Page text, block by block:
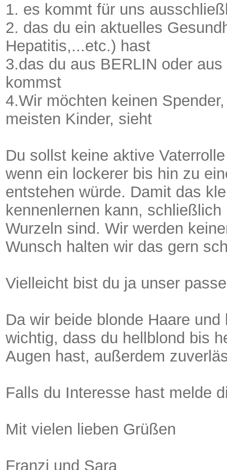
1. es kommt für uns
2. das du ein aktuelles
Hepatitis,...etc.) hast
3.das du aus BERLIN oder
kommst
4.Wir möchten keinen
meisten Kinder, sieht
Du sollst keine aktive
wenn ein lockerer bis hin zu
entstehen würde. Damit das
kennenlernen kann,
Wurzeln sind. Wir werden
Wunsch halten wir das gern
Vielleicht bist du ja unser
Da wir beide blonde Haare
wichtig, dass du hellblond bis
Augen hast, außerdem
Falls du Interesse hast melde
Mit vielen lieben Grüßen
Franzi und Sara